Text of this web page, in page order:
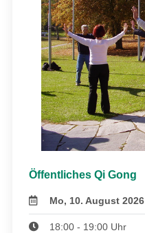
Öffentliches Qi Gong
Mo, 10. August 2026
18:00 - 19:00 Uhr